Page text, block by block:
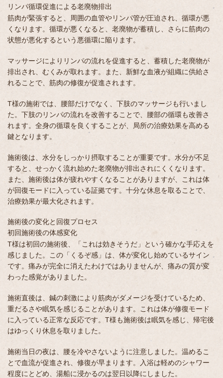
リンパ循環促進による老廃物排出
筋肉が緊張すると、周囲の血管やリンパ管が圧迫され、循環が悪
くなります。循環が悪くなると、老廃物が蓄積し、さらに筋肉の
状態が悪化するという悪循環に陥ります。
マッサージによりリンパの流れを促進すると、蓄積した老廃物が
排出され、むくみが取れます。また、新鮮な血液が組織に供給さ
れることで、筋肉の修復が促進されます。
T様の施術では、腰部だけでなく、下肢のマッサージも行いまし
た。下肢のリンパの流れを改善することで、腰部の循環も改善さ
れます。全身の循環を良くすることが、局所の治療効果を高める
鍵となります。
施術後は、水分をしっかり摂取することが重要です。水分が不足
すると、せっかく流れ始めた老廃物が排出されにくくなります。
また、施術後は体が疲れやすくなることがありますが、これは体
が回復モードに入っている証拠です。十分な休息を取ることで、
治療効果が最大化されます。
施術後の変化と回復プロセス
初回施術後の体感変化
T様は初回の施術後、「これは効きそうだ」という確かな手応えを
感じました。この「くるぞ感」は、体が変化し始めているサイン
です。痛みが完全に消えたわけではありませんが、痛みの質が変
わった感覚がありました。
施術直後は、鍼の刺激により筋肉がダメージを受けているため、
重だるさや眠気を感じることがあります。これは体が修復モード
に入っている正常な反応です。T様も施術後は眠気を感じ、帰宅後
はゆっくり休息を取りました。
施術当日の夜は、腰を冷やさないように注意しました。温めるこ
とで血流が促進され、修復が早まります。入浴は軽めのシャワー
程度にとどめ、湯船に浸かるのは翌日以降にしました。